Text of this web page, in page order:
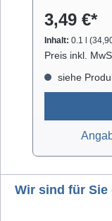
arbeitet
3,49 €*
Inhalt: 0.1 l
Preis inkl.
siehe
Wir sind für Sie